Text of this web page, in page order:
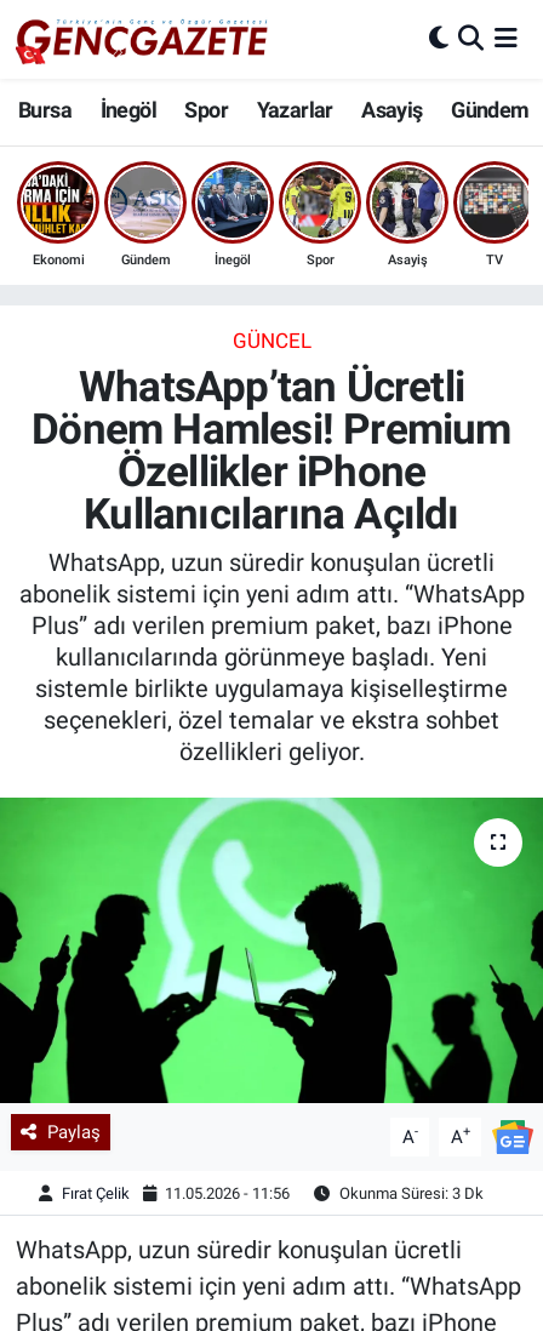
Bursa İnegöl Spor Yazarlar Asayiş Gündem
Ekonomi Gündem İnegöl Spor Asayiş TV
GÜNCEL
WhatsApp’tan Ücretli
Dönem Hamlesi! Premium
Özellikler iPhone
Kullanıcılarına Açıldı
WhatsApp, uzun süredir konuşulan ücretli
abonelik sistemi için yeni adım attı. “WhatsApp
Plus” adı verilen premium paket, bazı iPhone
kullanıcılarında görünmeye başladı. Yeni
sistemle birlikte uygulamaya kişiselleştirme
seçenekleri, özel temalar ve ekstra sohbet
özellikleri geliyor.
Paylaş A- A+
Fırat Çelik 11.05.2026 - 11:56 Okunma Süresi: 3 Dk
WhatsApp, uzun süredir konuşulan ücretli
abonelik sistemi için yeni adım attı. “WhatsApp
Plus” adı verilen premium paket, bazı iPhone
Bursa
İnegöl
3.SAYFA
Ekonomi
Güncel
İnanç
Kadın & Aile
Kültür & Sanat
Sağlık
Yazarlar
Astroloji-Rüya
Nöbetçi Eczaneler
Hava Durumu
Trafik Durumu
Son Dakika Haberleri
Haber Arşivi